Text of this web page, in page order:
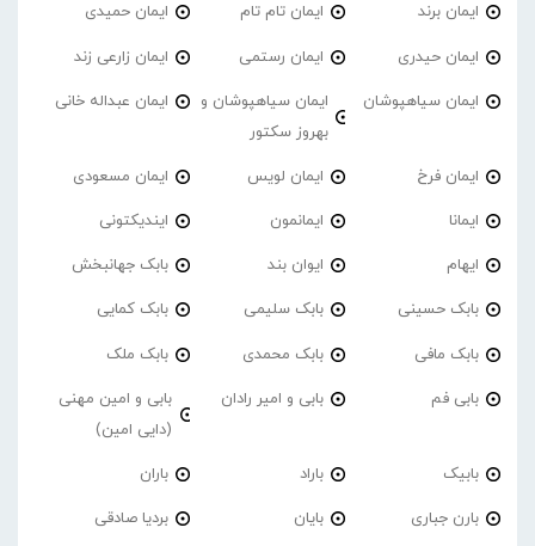
ایمان برند ایمان تام تام ایمان حمیدی
ایمان حیدری ایمان رستمی ایمان زارعی زند
ایمان سیاهپوشان
ایمان سیاهپوشان و
بهروز سکتور
ایمان عبداله خانی
ایمان فرخ ایمان لویس ایمان مسعودی
ایمانا ایمانمون ایندیکتونی
ایهام ایوان بند بابک جهانبخش
بابک حسینی بابک سلیمی بابک کمایی
بابک مافی بابک محمدی بابک ملک
بابی فم بابی و امیر رادان
بابی و امین مهنی
(دایی امین)
بابیک باراد باران
بارن جباری بایان بردیا صادقی